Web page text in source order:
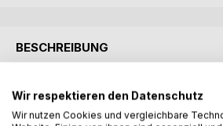
BESCHREIBUNG
Kinder sind Engel der Fröhlichkeit,
ansteckend. Sie sind noch halb im
Wir respektieren den Datenschutz
Wir nutzen Cookies und vergleichbare